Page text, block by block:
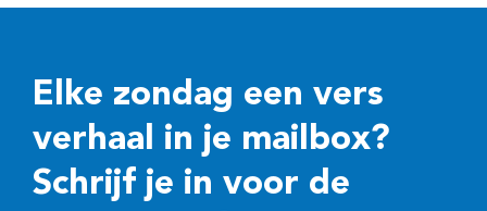
Elke zondag een vers
verhaal in je mailbox?
Schrijf je in voor de